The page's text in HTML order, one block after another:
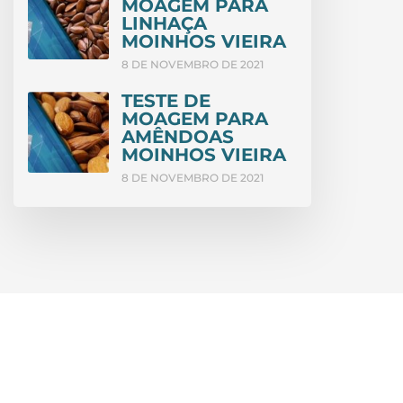
MOAGEM PARA
LINHAÇA
MOINHOS VIEIRA
8 DE NOVEMBRO DE 2021
TESTE DE
MOAGEM PARA
AMÊNDOAS
MOINHOS VIEIRA
8 DE NOVEMBRO DE 2021